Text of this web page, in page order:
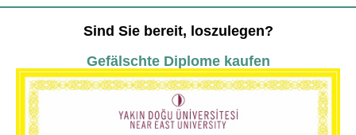
Sind Sie bereit, loszulegen?
Gefälschte Diplome kaufen